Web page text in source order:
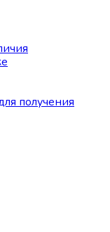
получения